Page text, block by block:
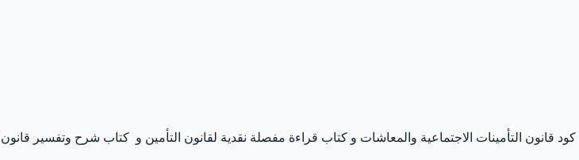
كود قانون التأمينات الاجتماعية والمعاشات و كتاب قراءة مفصلة نقدية لقانون التأمين و كتاب شرح وتفسير قانون